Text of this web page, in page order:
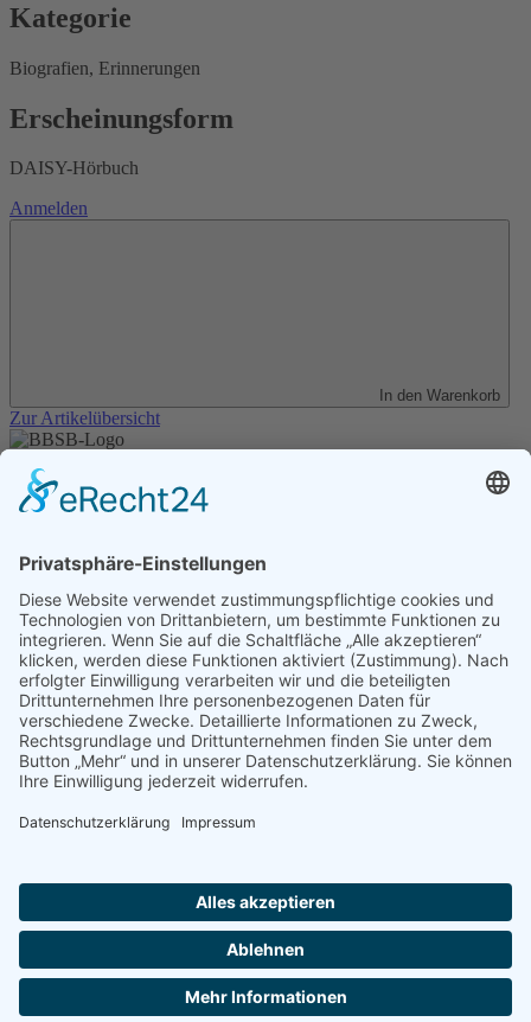
Kategorie
Biografien, Erinnerungen
Erscheinungsform
DAISY-Hörbuch
Anmelden
In den Warenkorb
Zur Artikelübersicht
Unser Angebot
Shop
Datenschutz
Kontakt
Transparenzerklärung
BBSB-Inform: täglich aktualisierte Infos
für sehbehinderte und blinde Menschen
Anmeldung Newsletter BBSB-Inform
Unser Newsletter für Unterstützer